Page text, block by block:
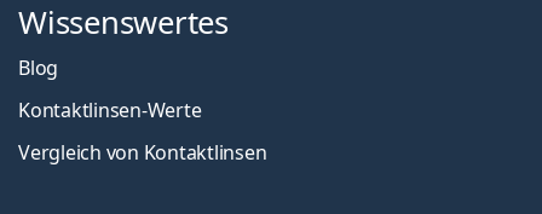
Wissenswertes
Blog
Kontaktlinsen-Werte
Vergleich von Kontaktlinsen